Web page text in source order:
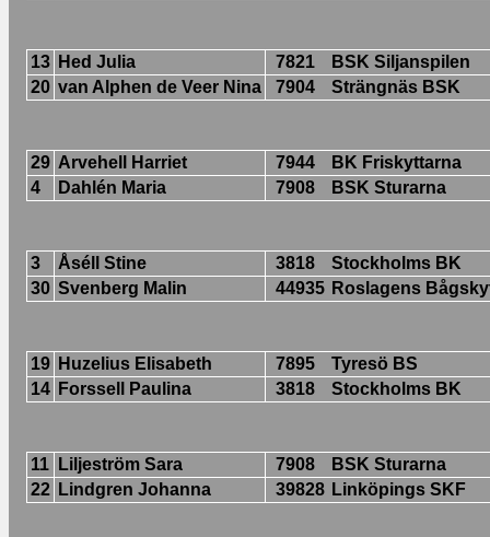
13 Hed Julia 7821
BSK Siljanspilen
20 van Alphen de Veer Nina 7904 Strängnäs BSK
29 Arvehell Harriet 7944
BK Friskyttarna
4
Dahlén Maria 7908 BSK Sturarna
3 Åséll Stine 3818
Stockholms BK
30 Svenberg Malin 44935 Roslagens
19 Huzelius Elisabeth 7895
Tyresö BS
14 Forssell Paulina 3818 Stockholms BK
11 Liljeström Sara 7908
BSK Sturarna
22 Lindgren Johanna 39828 Linköpings SKF